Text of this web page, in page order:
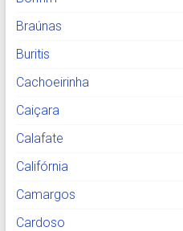
Braúnas
Buritis
Cachoeirinha
Caiçara
Calafate
Califórnia
Camargos
Cardoso